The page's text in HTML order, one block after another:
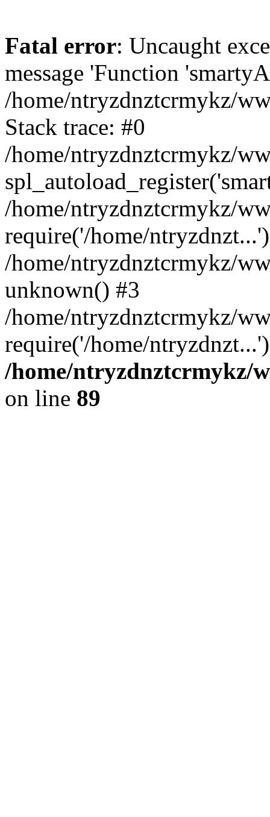
Fatal error: Uncaught
message 'Function
/home/ntryzdnztcrmykz/
Stack trace: #0
/home/ntryzdnztcrmykz/
/home/ntryzdnztcrmykz/
require('/home/
/home/ntryzdnztcrmykz/
unknown() #3
/home/ntryzdnztcrmykz/
require('/home/
/home/ntryzdnztcrmykz/
on line 89